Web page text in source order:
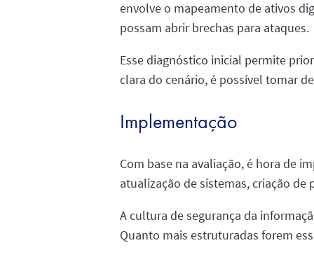
envolve o mapeamento de ativos
possam abrir brechas para ataques.
Esse diagnóstico inicial permite
clara do cenário, é possível tomar
Implementação
Com base na avaliação, é hora de
atualização de sistemas, criação
A cultura de segurança da
Quanto mais estruturadas forem